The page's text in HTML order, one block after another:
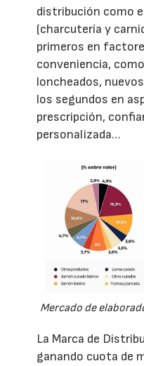
distribución como
(charcutería y
primeros en
conveniencia,
loncheados,
los segundos en
prescripción,
personalizada…
Mercado de
La Marca de
ganando cuota de